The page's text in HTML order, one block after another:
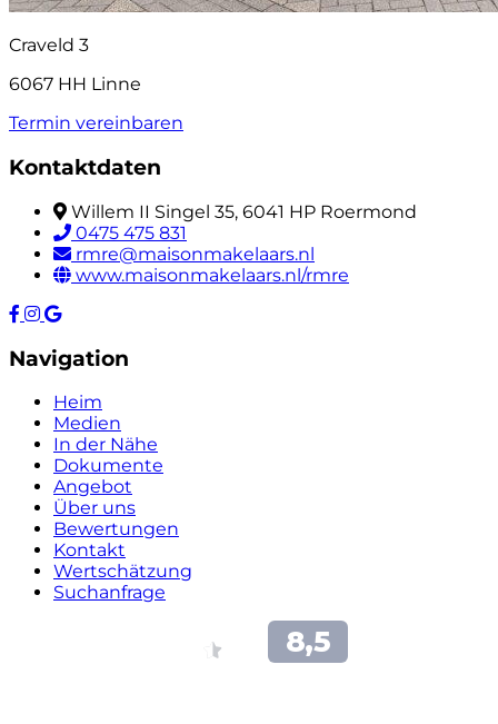
Craveld 3
6067 HH Linne
Termin vereinbaren
Kontaktdaten
Willem II Singel 35, 6041 HP Roermond
0475 475 831
rmre@maisonmakelaars.nl
www.maisonmakelaars.nl/rmre
Navigation
Heim
Medien
In der Nähe
Dokumente
Angebot
Über uns
Bewertungen
Kontakt
Wertschätzung
Suchanfrage